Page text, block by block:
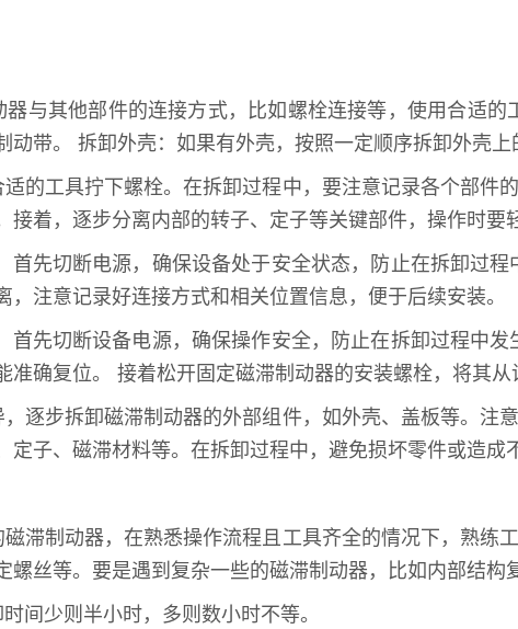
与其他部件的连接方式，比如螺栓连接等，使用合适
带。 拆卸外壳：如果有外壳，按照一定顺序拆卸外壳上
的工具拧下螺栓。在拆卸过程中，要注意记录各个部
着，逐步分离内部的转子、定子等关键部件，操作时要
首先切断电源，确保设备处于安全状态，防止在拆卸过
注意记录好连接方式和相关位置信息，便于后续安装。
首先切断设备电源，确保操作安全，防止在拆卸过程中
确复位。 接着松开固定磁滞制动器的安装螺栓，将其从
逐步拆卸磁滞制动器的外部组件，如外壳、盖板等。
子、磁滞材料等。在拆卸过程中，避免损坏零件或造成
滞制动器，在熟悉操作流程且工具齐全的情况下，熟
丝等。要是遇到复杂一些的磁滞制动器，比如内部结构
间少则半小时，多则数小时不等。